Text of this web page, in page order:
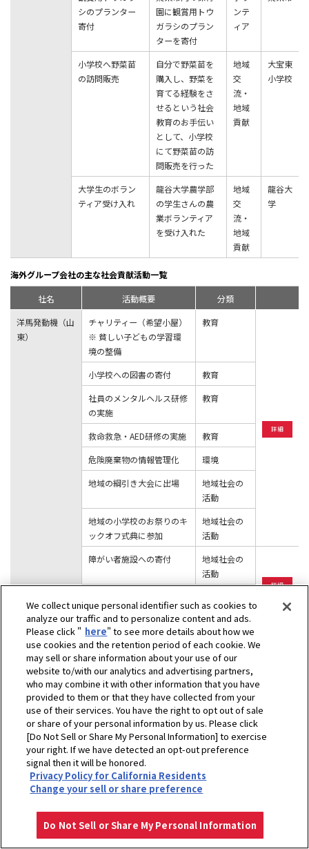
シのプランター
寄付
園に観賞⽤トウ
ガラシのプラン
ターを寄付
ンテ
ィア
⼩学校へ野菜苗
の訪問販売
⾃分で野菜苗を
購⼊し、野菜を
育てる経験をさ
せるという社会
教育のお⼿伝い
として、⼩学校
にて野菜苗の訪
問販売を⾏った
地域
交
流・
地域
貢献
⼤宝東
⼩学校
⼤学⽣のボラン
ティア受け⼊れ
⿓⾕⼤学農学部
の学⽣さんの農
業ボランティア
を受け⼊れた
地域
交
流・
地域
貢献
⿓⾕⼤
学
海外グループ会社の主な社会貢献活動一覧
社名 活動概要
分類
洋馬発動機（山
東）
チャリティー（希望小屋）
※ 貧しい子どもの学習環
境の整備
教育
詳細
小学校への図書の寄付
教育
社員のメンタルヘルス研修
の実施
教育
救命救急・AED研修の実施
教育
危険廃棄物の情報管理化
環境
地域の綱引き大会に出場
地域社会の
活動
地域の小学校のお祭りのキ
ックオフ式典に参加
地域社会の
活動
障がい者施設への寄付
地域社会の
活動
詳細
活動
洋馬発動機（上
海）
自閉症児童が作った雑貨の
即売会実施
地域社会の
活動
小学校へのパソコンの寄贈
教育
Yanmar
Construction
Equipment
Europe /
Yanmar
Compact
Germany
社員の献血の実施
地域社会の
活動
マラソン大会のパートナー
文化・スポ
ーツスポン
非営利団体へのパソコンの
援）
寄付（がん撲滅に取り組む
地域社会の
We collect unique personal identifier such as cookies to
analyze our traffic and to personalize content and ads.
Please click " here" to see more details about how we
use cookies and the retention period of each cookie. We
may sell or share information about your use of our
website to/with our analytics and advertising partners,
who may combine it with other information that you have
provided to them or that they have collected from your
use of their services. You have the right to opt out of sale
or share of your personal information by us. Please click
[Do Not Sell or Share My Personal Information] to exercise
your right. If we have detected an opt-out preference
signal then it will be honored.
Privacy Policy for California Residents
Change your sell or share preference
Do Not Sell or Share My Personal Information